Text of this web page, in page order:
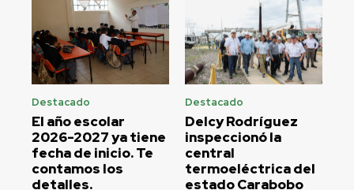
Destacado
El año escolar
2026-2027 ya tiene
fecha de inicio. Te
contamos los
detalles.
Destacado
Delcy Rodríguez
inspeccionó la
central
termoeléctrica del
estado Carabobo